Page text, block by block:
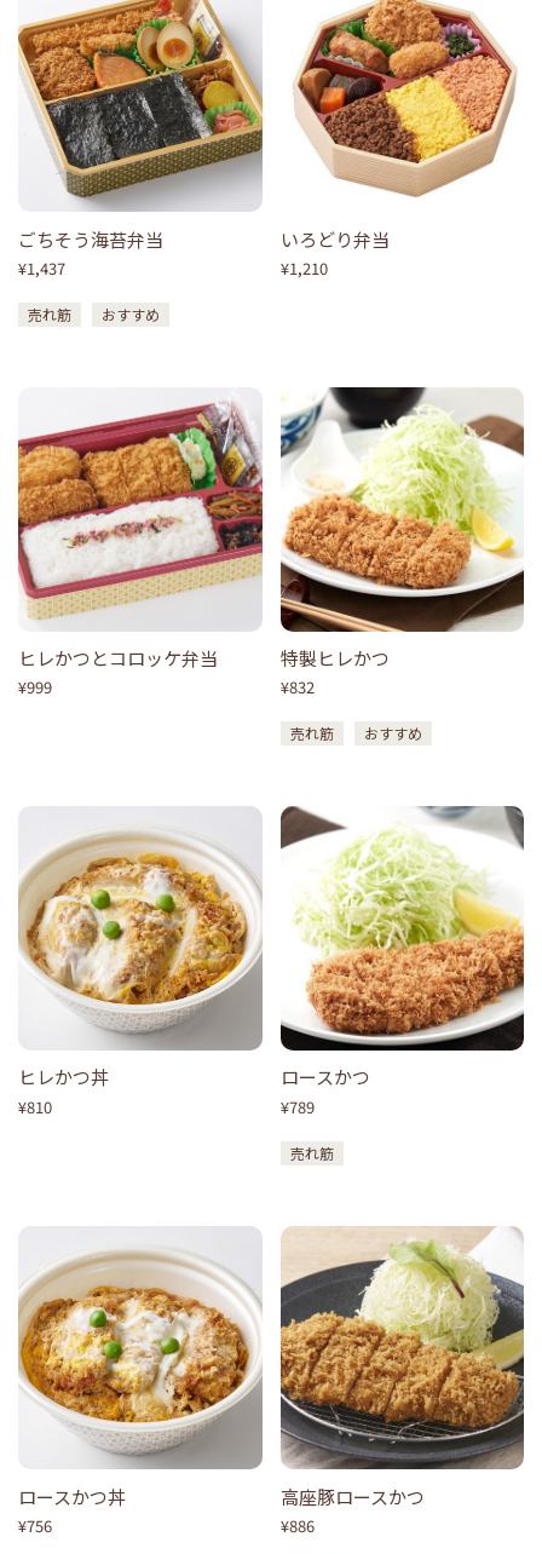
ごちそう海苔弁当
¥1,437
売れ筋 おすすめ
いろどり弁当
¥1,210
ヒレかつとコロッケ弁当
¥999
特製ヒレかつ
¥832
売れ筋 おすすめ
ヒレかつ丼
¥810
ロースかつ
¥789
売れ筋
ロースかつ丼
¥756
高座豚ロースかつ
¥886